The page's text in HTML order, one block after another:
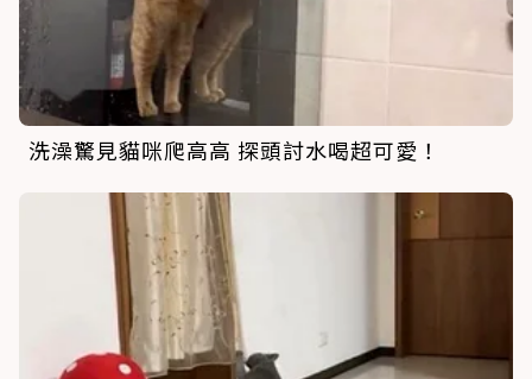
洗澡驚見貓咪爬高高 探頭討水喝超可愛！